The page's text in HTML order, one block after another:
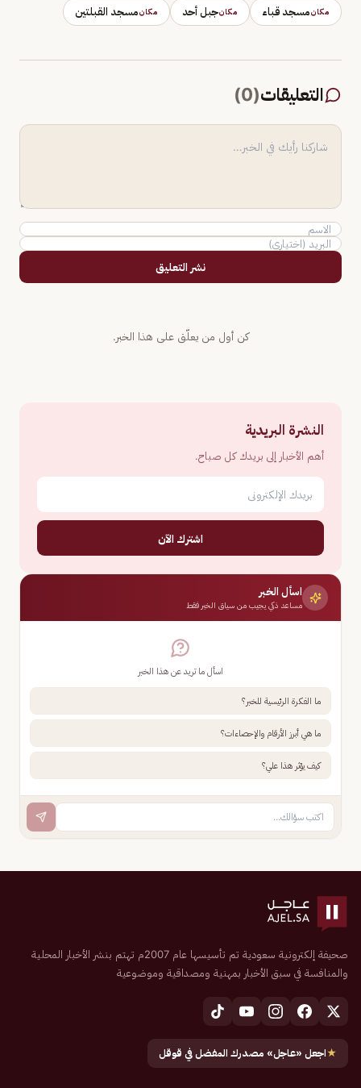
مكانمسجد قباء مكانجبل أحد مكانمسجد القبلتين
التعليقات(
0
)
نشر التعليق
كن أول من يعلّق على هذا الخبر.
النشرة البريدية
أهم الأخبار إلى بريدك كل صباح.
اشترك الآن
اسأل الخبر
مساعد ذكي يجيب من سياق الخبر فقط
اسأل ما تريد عن هذا الخبر
ما الفكرة الرئيسية للخبر؟
ما هي أبرز الأرقام والإحصاءات؟
كيف يؤثر هذا علي؟
صحيفة إلكترونية سعودية تم تأسيسها عام 2007م تهتم بنشر الأخبار المحلية
والمنافسة في سبق الأخبار بمهنية ومصداقية وموضوعية
★اجعل «عاجل» مصدرك المفضل في قوقل